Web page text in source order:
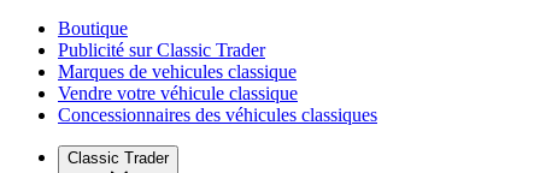
Boutique
Publicité sur Classic Trader
Marques de vehicules classique
Vendre votre véhicule classique
Concessionnaires des véhicules classiques
Classic Trader